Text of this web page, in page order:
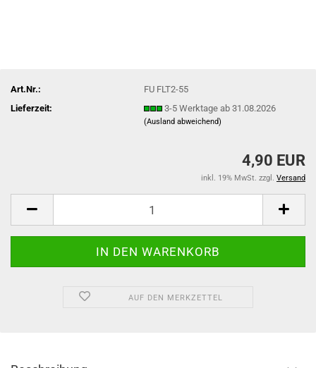
Art.Nr.:
FU FLT2-55
Lieferzeit:
3-5 Werktage ab 31.08.2026
(Ausland abweichend)
4,90 EUR
inkl. 19% MwSt. zzgl. Versand
AUF DEN MERKZETTEL